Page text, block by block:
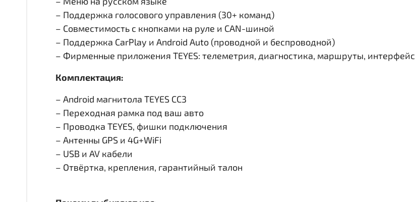
– Поддержка голосового управления (30+ команд)
– Совместимость с кнопками на руле и CAN-шиной
– Поддержка CarPlay и Android Auto (проводной и беспроводной)
– Фирменные приложения TEYES: телеметрия, диагностика, маршруты, интерфейс
Комплектация:
– Android магнитола TEYES CC3
– Переходная рамка под ваш авто
– Проводка TEYES, фишки подключения
– Антенны GPS и 4G+WiFi
– USB и AV кабели
– Отвёртка, крепления, гарантийный талон